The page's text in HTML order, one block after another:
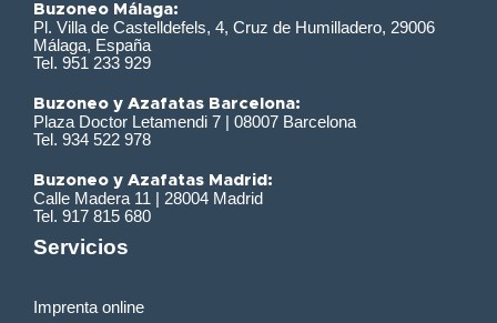
Buzoneo Málaga:
Pl. Villa de Castelldefels, 4, Cruz de Humilladero, 29006
Málaga, España
Tel. 951 233 929
Buzoneo y Azafatas Barcelona:
Plaza Doctor Letamendi 7 | 08007 Barcelona
Tel. 934 522 978
Buzoneo y Azafatas Madrid:
Calle Madera 11 | 28004 Madrid
Tel. 917 815 680
Servicios
Imprenta online